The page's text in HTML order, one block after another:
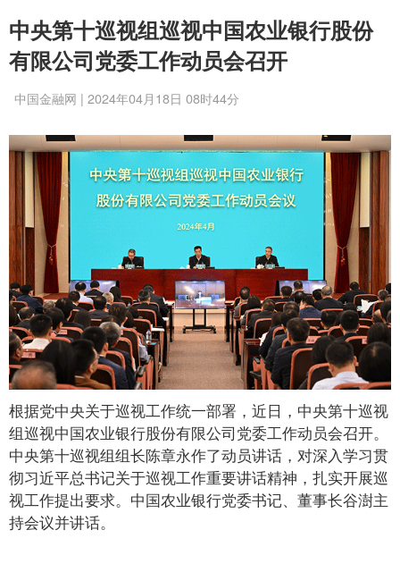
中央第十巡视组巡视中国农业银行股份
有限公司党委工作动员会召开
中国金融网 | 2024年04月18日 08时44分
根据党中央关于巡视工作统一部署，近日，中央第十巡视
组巡视中国农业银行股份有限公司党委工作动员会召开。
中央第十巡视组组长陈章永作了动员讲话，对深入学习贯
彻习近平总书记关于巡视工作重要讲话精神，扎实开展巡
视工作提出要求。中国农业银行党委书记、董事长谷澍主
持会议并讲话。